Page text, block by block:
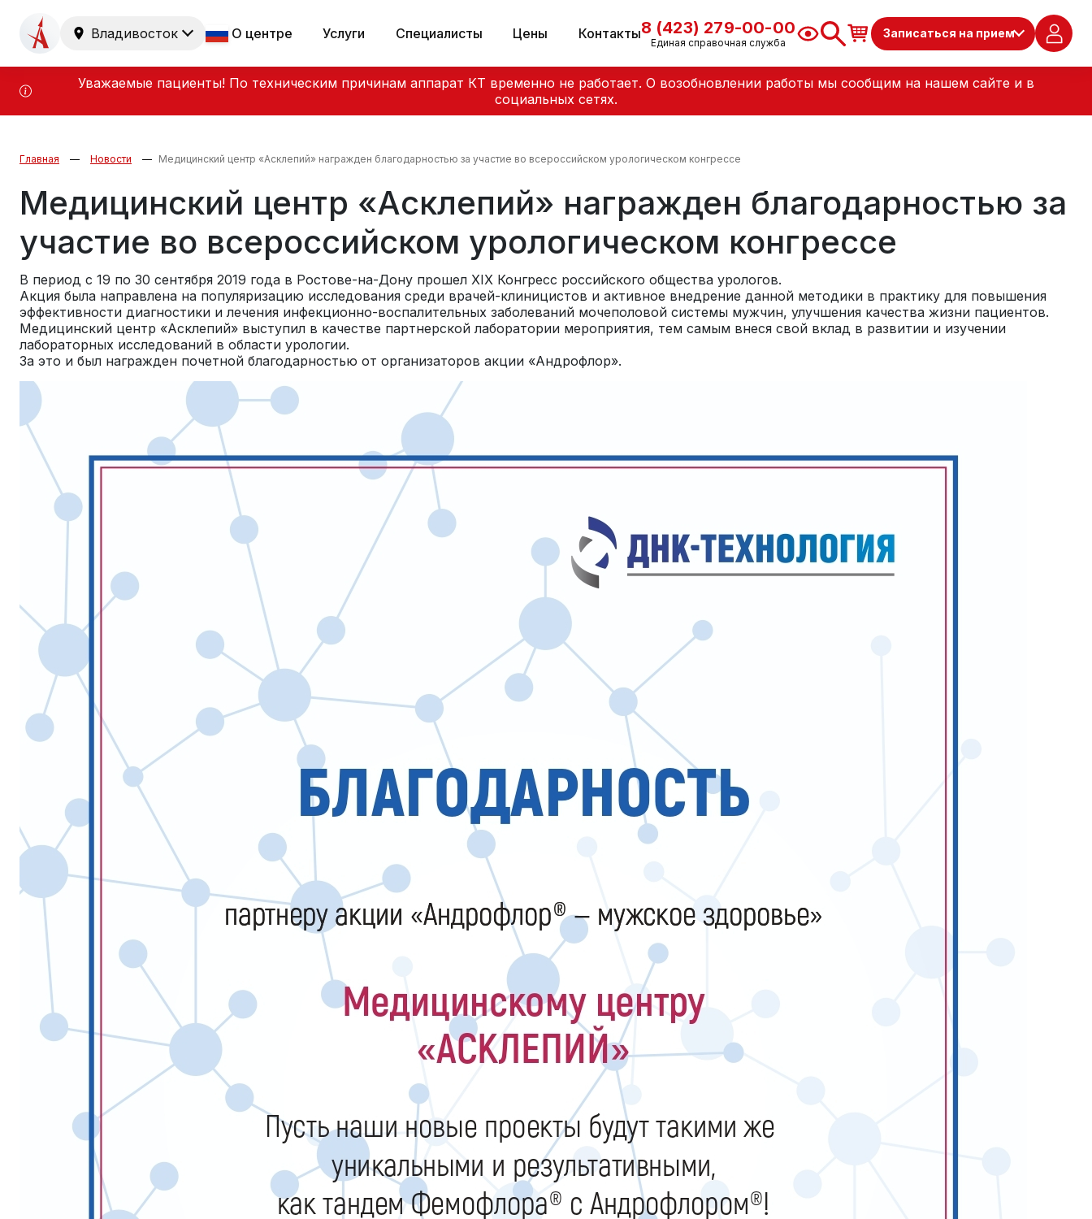
Уважаемые пациенты! По техническим причинам аппарат КТ временно не работает. О возобновлении работы мы сообщим на нашем сайте и в
социальных сетях.
Владивосток О центре Услуги Специалисты Цены Контакты8 (423) 279-00-00
Единая справочная служба
Записаться на прием
Главная Новости Медицинский центр «Асклепий» награжден благодарностью за участие во всероссийском урологическом конгрессе
Медицинский центр «Асклепий» награжден благодарностью за
участие во всероссийском урологическом конгрессе
В период с 19 по 30 сентября 2019 года в Ростове-на-Дону прошел XIХ Конгресс российского общества урологов.
Акция была направлена на популяризацию исследования среди врачей-клиницистов и активное внедрение данной методики в практику для повышения
эффективности диагностики и лечения инфекционно-воспалительных заболеваний мочеполовой системы мужчин, улучшения качества жизни пациентов.
Медицинский центр «Асклепий» выступил в качестве партнерской лаборатории мероприятия, тем самым внеся свой вклад в развитии и изучении
лабораторных исследований в области урологии.
За это и был награжден почетной благодарностью от организаторов акции «Андрофлор».